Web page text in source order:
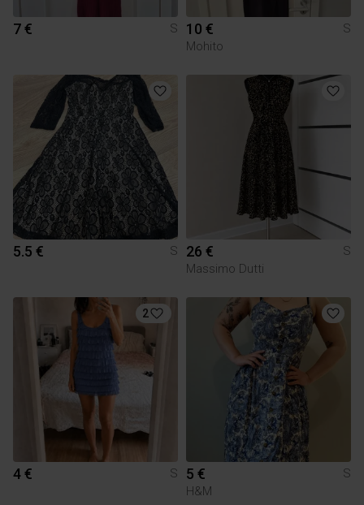
7 € S 10 €
S
Mohito
5.5 € S 26 €
S
Massimo Dutti
2
4 € S 5 €
S
H&M